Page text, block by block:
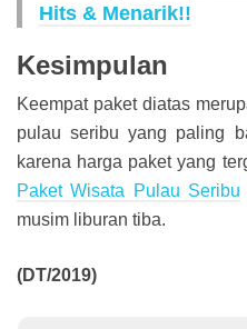
Hits & Menarik!!
Kesimpulan
Keempat paket diatas
pulau seribu yang paling
karena harga paket yang
Paket Wisata Pulau Seribu
musim liburan tiba.
(DT/2019)